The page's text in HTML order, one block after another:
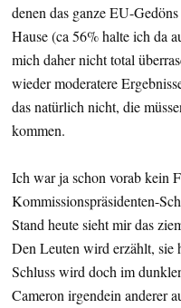
denen das ganze EU-
Hause (ca 56% halte ich da
mich daher nicht total
wieder moderatere
das natürlich nicht, die
kommen.
Ich war ja schon vorab kein
Kommissionspräsidenten-
Stand heute sieht mir das
Den Leuten wird erzählt, sie
Schluss wird doch im
Cameron irgendein anderer